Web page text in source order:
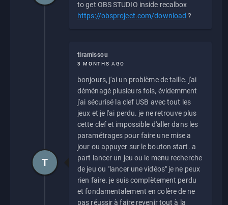
to get OBS STUDIO inside recalbox
https://obsproject.com/download ?
tiramissou
3 MONTHS AGO
bonjours, j'ai un problème de taille. j'ai
déménagé plusieurs fois, évidemment
j'ai sécurisé la clef USB avec tout les
jeux et je l'ai perdu. je ne retrouve plus
cette clef et impossible d'aller dans les
paramétrages pour faire une mise a
jour ou appuyer sur le bouton start. a
part lancer un jeu ou le menu recherche
de jeu ou "lancer une vidéos" je ne peux
rien faire. je suis complètement perdu
et fondamentalement en colère de ne
pas réussir à faire revenir tout à la
T